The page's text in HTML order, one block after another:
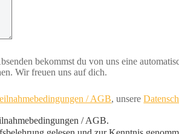
bekommst du von uns eine
Wir freuen uns auf dich.
/ AGB, unsere
/ AGB.